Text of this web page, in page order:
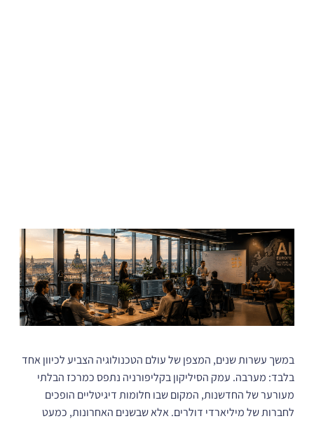
במשך עשרות שנים, המצפן של עולם הטכנולוגיה הצביע לכיוון אחד
בלבד: מערבה. עמק הסיליקון בקליפורניה נתפס כמרכז הבלתי
מעורער של החדשנות, המקום שבו חלומות דיגיטליים הופכים
לחברות של מיליארדי דולרים. אלא שבשנים האחרונות, כמעט